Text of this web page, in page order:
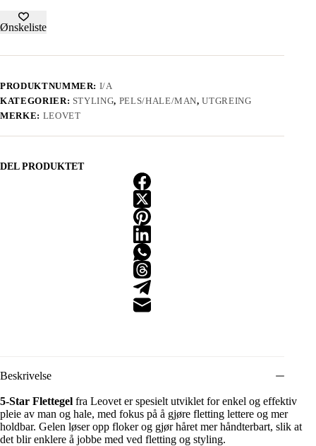
Ønskeliste
PRODUKTNUMMER: I/A
KATEGORIER: STYLING, PELS/HALE/MAN,UTGREING
MERKE: LEOVET
DEL PRODUKTET
Beskrivelse
5-Star Flettegel fra Leovet er spesielt utviklet for enkel og effektiv
pleie av man og hale, med fokus på å gjøre fletting lettere og mer
holdbar. Gelen løser opp floker og gjør håret mer håndterbart, slik at
det blir enklere å jobbe med ved fletting og styling.